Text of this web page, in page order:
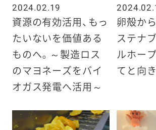
2024.02.19
資源の有効活用、もっ
たいないを価値ある
ものへ。～製造ロス
のマヨネーズをバイ
オガス発電へ活用～
卵殻か
ステナ
ルホー
てと向